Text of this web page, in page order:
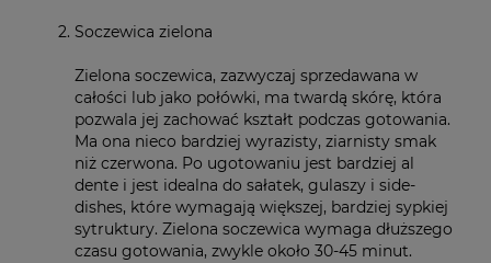
Soczewica zielona
Zielona soczewica, zazwyczaj sprzedawana w
całości lub jako połówki, ma twardą skórę, która
pozwala jej zachować kształt podczas gotowania.
Ma ona nieco bardziej wyrazisty, ziarnisty smak
niż czerwona. Po ugotowaniu jest bardziej al
dente i jest idealna do sałatek, gulaszy i side-
dishes, które wymagają większej, bardziej sypkiej
sytruktury. Zielona soczewica wymaga dłuższego
czasu gotowania, zwykle około 30-45 minut.